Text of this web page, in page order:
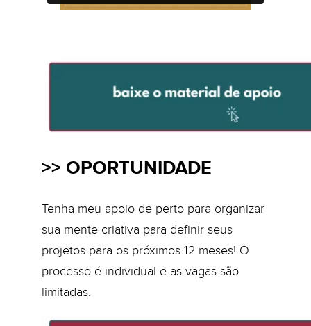
>> OPORTUNIDADE
Tenha meu apoio de perto para organizar
sua mente criativa para definir seus
projetos para os próximos 12 meses! O
processo é individual e as vagas são
limitadas.